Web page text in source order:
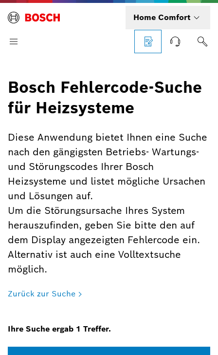
Home Comfort
Bosch Fehlercode-Suche
für Heizsysteme
Diese Anwendung bietet Ihnen eine Suche
nach den gängigsten Betriebs- Wartungs-
und Störungscodes Ihrer Bosch
Heizsysteme und listet mögliche Ursachen
und Lösungen auf.
Um die Störungsursache Ihres System
herauszufinden, geben Sie bitte den auf
dem Display angezeigten Fehlercode ein.
Alternativ ist auch eine Volltextsuche
möglich.
Zurück zur Suche
Ihre Suche ergab 1 Treffer.